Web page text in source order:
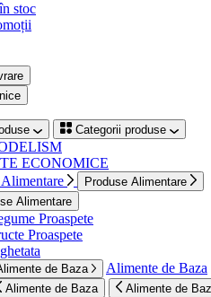
stoc
Categorii produse
ECONOMICE
Produse Alimentare
Alimentare
Proaspete
Proaspete
de Baza Alimente de Baza
Alimente de Baza Alimente de